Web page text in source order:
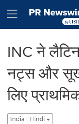
Hamburger
INC ने
नट्स और
लिए
India - Hindi